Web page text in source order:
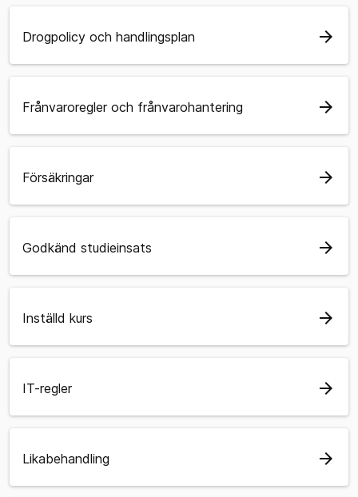
Drogpolicy och handlingsplan arrow_forward
Frånvaroregler och frånvarohantering arrow_forward
Försäkringar arrow_forward
Godkänd studieinsats arrow_forward
Inställd kurs arrow_forward
IT-regler arrow_forward
Likabehandling arrow_forward